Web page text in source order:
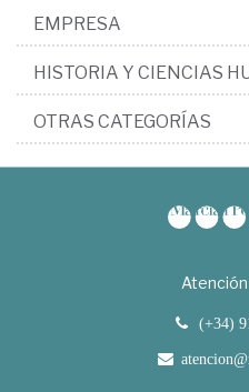
EMPRESA
HISTORIA Y CIENCIAS
OTRAS CATEGORÍAS
(+34)